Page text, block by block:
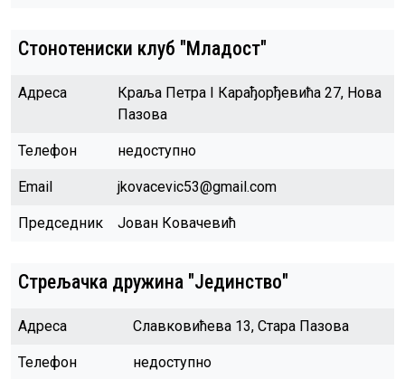
Стонотениски клуб "Младост"
Адреса
Краља Петра I Карађорђевића 27, Нова
Пазова
Телефон недоступно
Email jkovacevic53@gmail.com
Председник Јован Ковачевић
Стрељачка дружина "Јединство"
Адреса Славковићева 13, Стара Пазова
Телефон недоступно